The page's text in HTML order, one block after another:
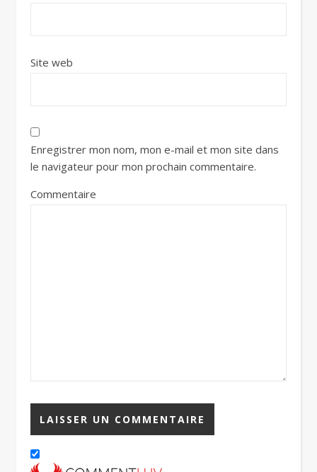
Site web
Enregistrer mon nom, mon e-mail et mon site dans
le navigateur pour mon prochain commentaire.
Commentaire